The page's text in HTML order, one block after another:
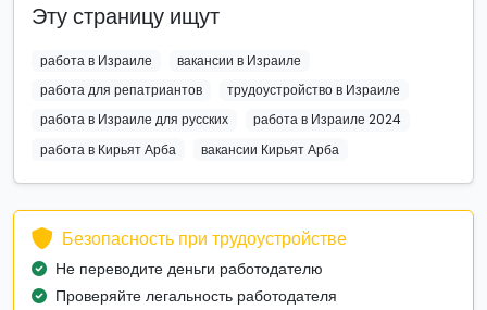
Эту страницу ищут
работа в Израиле
вакансии в Израиле
работа для репатриантов
трудоустройство в Израиле
работа в Израиле для русских
работа в Израиле 2024
работа в Кирьят Арба
вакансии Кирьят Арба
Безопасность при трудоустройстве
Не переводите деньги работодателю
Проверяйте легальность работодателя